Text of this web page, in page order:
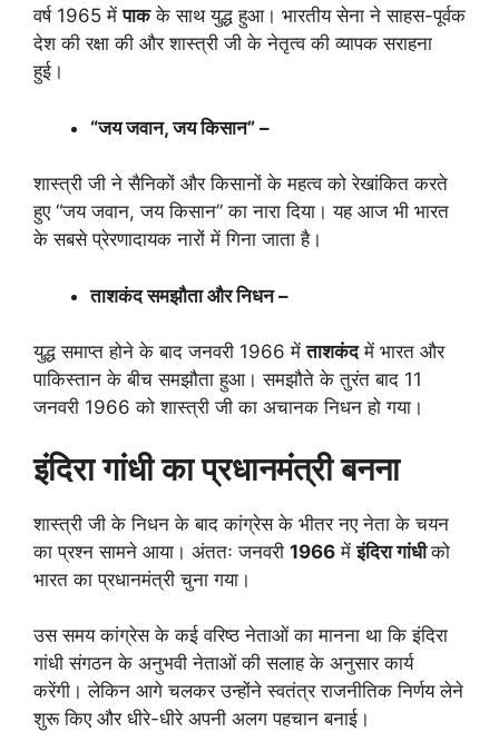
वर्ष 1965 मेंपाकके साथ युद्ध हुआ। भारतीय सेना ने साहस-पूर्वक
देश की रक्षा की और शास्त्री जी के नेतृत्व की व्यापक सराहना
हुई।
“जय जवान,जय किसान” –
शास्त्री जी ने सैनिकों और किसानों के महत्व को रेखांकित करते
हुए “जय जवान, जय किसान” का नारा दिया। यह आज भी भारत
के सबसे प्रेरणादायक नारों में गिना जाता है।
ताशकंद समझौता और निधन –
युद्ध समाप्त होने के बाद जनवरी 1966 मेंताशकंदमें भारत और
पाकिस्तान के बीच समझौता हुआ। समझौते के तुरंत बाद 11
जनवरी 1966 को शास्त्री जी का अचानक निधन हो गया।
इंदिरा गांधी का प्रधानमंत्री बनना
शास्त्री जी के निधन के बाद कांग्रेस के भीतर नए नेता के चयन
का प्रश्न सामने आया। अंततः जनवरी 1966 मेंइंदिरा गांधीको
भारत का प्रधानमंत्री चुना गया।
उस समय कांग्रेस के कई वरिष्ठ नेताओं का मानना था कि इंदिरा
गांधी संगठन के अनुभवी नेताओं की सलाह के अनुसार कार्य
करेंगी। लेकिन आगे चलकर उन्होंने स्वतंत्र राजनीतिक निर्णय लेने
शुरू किए और धीरे-धीरे अपनी अलग पहचान बनाई।